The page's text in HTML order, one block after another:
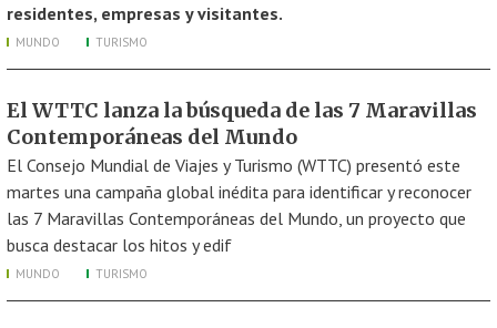
residentes, empresas y visitantes.
MUNDO TURISMO
El WTTC lanza la búsqueda de las 7 Maravillas
Contemporáneas del Mundo
El Consejo Mundial de Viajes y Turismo (WTTC) presentó este
martes una campaña global inédita para identificar y reconocer
las 7 Maravillas Contemporáneas del Mundo, un proyecto que
busca destacar los hitos y edif
MUNDO TURISMO